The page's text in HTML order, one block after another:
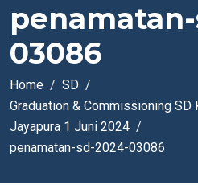
03086
Home
SD
Graduation & Commissioning SD
Jayapura 1 Juni 2024
penamatan-sd-2024-03086